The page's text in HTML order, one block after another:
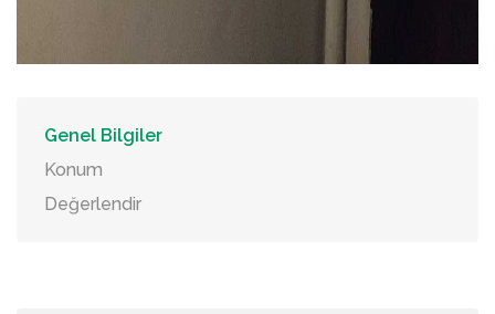
Genel Bilgiler
Konum
Değerlendir